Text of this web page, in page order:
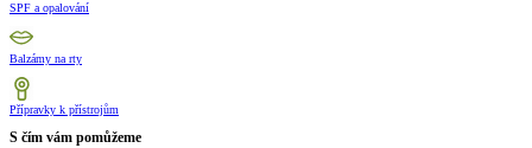
SPF a opalování
Balzámy na rty
Přípravky k přístrojům
S čím vám pomůžeme